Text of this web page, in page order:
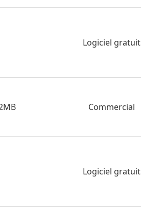
Logiciel gratuit
Commercial
Logiciel gratuit